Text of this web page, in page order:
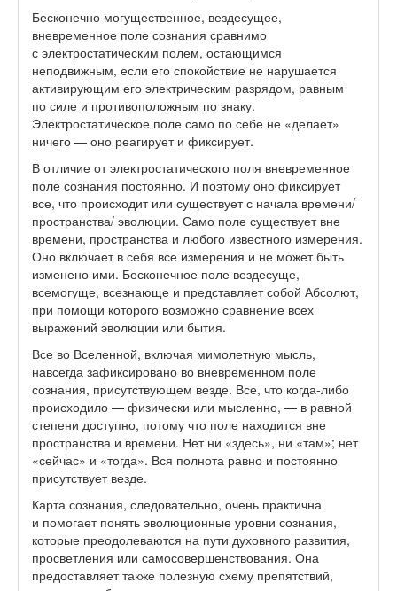
Бесконечно могущественное, вездесущее,
вневременное поле сознания сравнимо
с электростатическим полем, остающимся
неподвижным, если его спокойствие не нарушается
активирующим его электрическим разрядом, равным
по силе и противоположным по знаку.
Электростатическое поле само по себе не «делает»
ничего — оно реагирует и фиксирует.
В отличие от электростатического поля вневременное
поле сознания постоянно. И поэтому оно фиксирует
все, что происходит или существует с начала времени/
пространства/ эволюции. Само поле существует вне
времени, пространства и любого известного измерения.
Оно включает в себя все измерения и не может быть
изменено ими. Бесконечное поле вездесуще,
всемогуще, всезнающе и представляет собой Абсолют,
при помощи которого возможно сравнение всех
выражений эволюции или бытия.
Все во Вселенной, включая мимолетную мысль,
навсегда зафиксировано во вневременном поле
сознания, присутствующем везде. Все, что когда-либо
происходило — физически или мысленно, — в равной
степени доступно, потому что поле находится вне
пространства и времени. Нет ни «здесь», ни «там»; нет
«сейчас» и «тогда». Вся полнота равно и постоянно
присутствует везде.
Карта сознания, следовательно, очень практична
и помогает понять эволюционные уровни сознания,
которые преодолеваются на пути духовного развития,
просветления или самосовершенствования. Она
предоставляет также полезную схему препятствий,